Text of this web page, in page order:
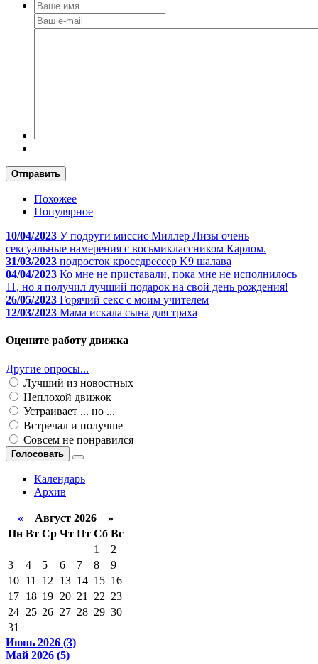
Отправить
Похожее
Популярное
10/04/2023 У подруги миссис Миллер Лизы очень
сексуальные намерения с восьмиклассником Карлом.
31/03/2023 подросток кроссдрессер K9 шалава
04/04/2023 Ко мне не приставали, пока мне не исполнилось
11, но я получил лучший подарок на свой день рождения!
26/05/2023 Горячий секс с моим учителем
12/03/2023 Мама искала сына для траха
Оцените работу движка
Другие опросы...
Лучший из новостных
Неплохой движок
Устраивает ... но ...
Встречал и получше
Совсем не понравился
Голосовать
Календарь
Архив
« Август 2026 »
Пн Вт Ср Чт Пт Сб Вс
1
2
3
4 5 6 7 8
9
10 11 12 13 14 15 16
17 18 19 20 21 22 23
24 25 26 27 28 29 30
31
Июнь 2026 (3)
Май 2026 (5)